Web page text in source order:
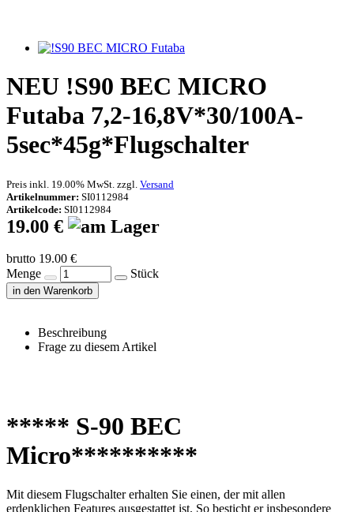
NEU !S90 BEC MICRO
Futaba 7,2-16,8V*30/100A-
5sec*45g*Flugschalter
Preis inkl. 19.00% MwSt. zzgl. Versand
Artikelnummer: SI0112984
Artikelcode: SI0112984
19.00 €
brutto 19.00 €
Menge
Stück
in den Warenkorb
Beschreibung
Frage zu diesem Artikel
***** S-90 BEC
Micro**********
Mit diesem Flugschalter erhalten Sie einen, der mit allen
erdenklichen Features ausgestattet ist. So besticht er insbesondere